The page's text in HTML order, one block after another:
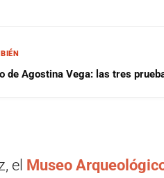
de Agostina Vega: las tres
el Museo